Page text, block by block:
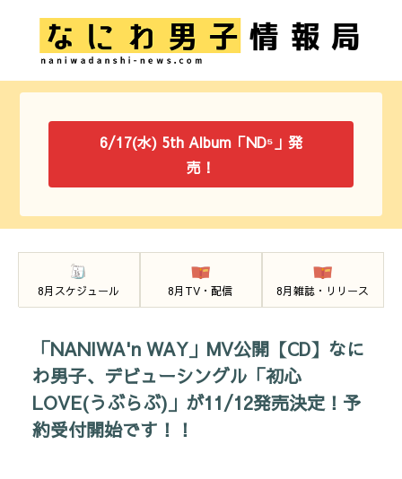
6/17(水) 5th Album「ND⁵」発
売！
8月スケジュール 8月TV・配信 8月雑誌・リリース
「NANIWA'n WAY」MV公開【CD】なに
わ男子、デビューシングル「初心
LOVE(うぶらぶ)」が11/12発売決定！予
約受付開始です！！